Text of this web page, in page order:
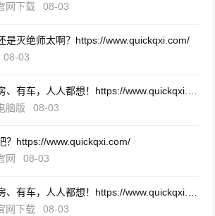
网下载
08-03
是灭绝师太啊？https://www.quickqxi.com/
08-03
有钱、有房、有车，人人都想！https://www.quickqxi.com/
脑版
08-03
？https://www.quickqxi.com/
网
08-03
有钱、有房、有车，人人都想！https://www.quickqxi.com/
网下载
08-03